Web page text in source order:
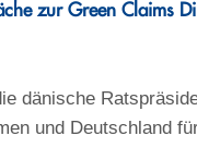
zur Green Claims
dänische
und Deutschland